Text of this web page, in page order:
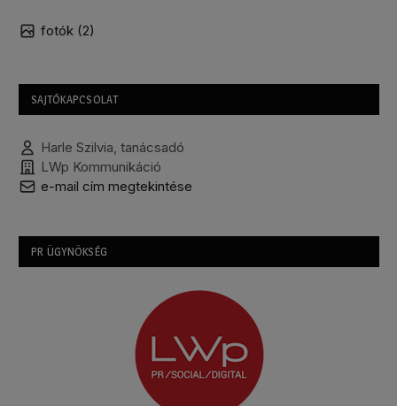
fotók (2)
SAJTÓKAPCSOLAT
Harle Szilvia, tanácsadó
LWp Kommunikáció
e-mail cím megtekintése
PR ÜGYNÖKSÉG